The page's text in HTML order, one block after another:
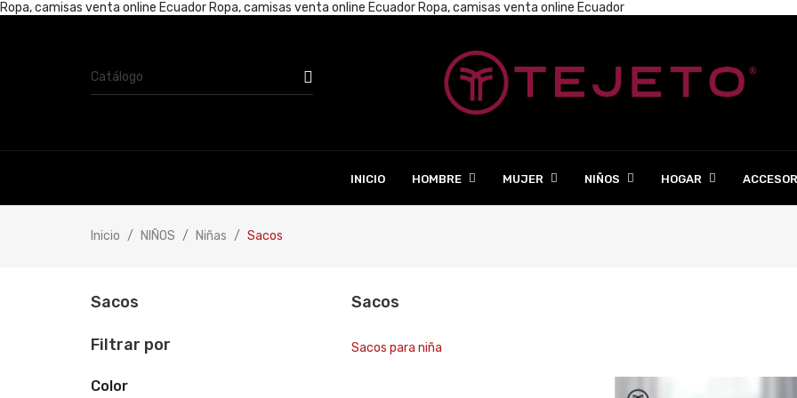
Ropa, camisas venta online Ecuador Ropa, camisas venta online Ecuador Ropa, camisas venta online Ecuador
INICIO HOMBRE MUJER NIÑOS HOGAR
Inicio NIÑOS Niñas Sacos
Sacos
Filtrar por
Color
Sacos
Sacos para niña